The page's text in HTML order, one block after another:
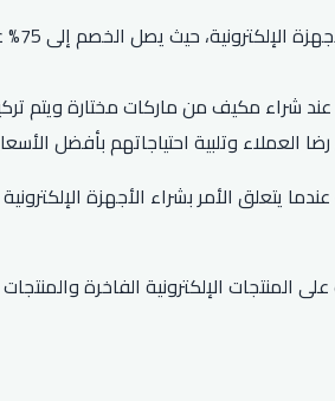
وتلبية احتياجاتهم بأفضل
يتعلق الأمر بشراء الأجهزة